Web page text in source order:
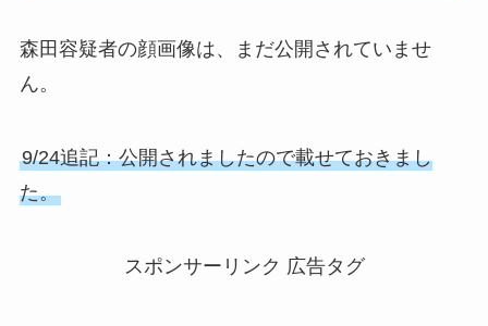
森田容疑者の顔画像は、まだ公開されていませ
ん。
9/24追記：公開されましたので載せておきまし
た。
スポンサーリンク 広告タグ